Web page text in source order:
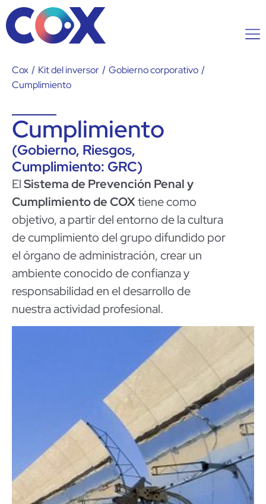
Cox / Kit del inversor / Gobierno corporativo /
Cumplimiento
Cumplimiento
(Gobierno, Riesgos,
Cumplimiento: GRC)
ElSistema de Prevención Penal y
Cumplimiento de COXtiene como
objetivo, a partir del entorno de la cultura
de cumplimiento del grupo difundido por
el órgano de administración, crear un
ambienteconocidode confianza y
responsabilidad en el desarrollo de
nuestra actividad profesional.